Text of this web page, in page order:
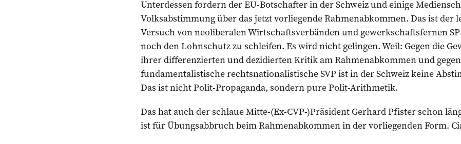
Unterdessen fordern der EU-Botschafter in der Schweiz und einige
Volksabstimmung über das jetzt vorliegende Rahmenabkommen. Das ist der
Versuch von neoliberalen Wirtschaftsverbänden und gewerkschaftsfernen
noch den Lohnschutz zu schleifen. Es wird nicht gelingen. Weil: Gegen die
ihrer differenzierten und dezidierten Kritik am Rahmenabkommen und
fundamentalistische rechtsnationalistische SVP ist in der Schweiz keine
Das ist nicht Polit-Propaganda, sondern pure Polit-Arithmetik.
Das hat auch der schlaue Mitte-(Ex-CVP-)Präsident Gerhard Pfister schon
ist für Übungsabbruch beim Rahmenabkommen in der vorliegenden Form.